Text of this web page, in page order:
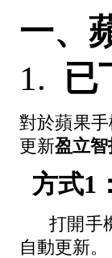
一、
1. 已
對於蘋果
更新盈立
方式1
打開手機
自動更新。